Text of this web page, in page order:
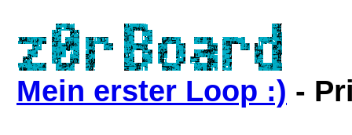
Mein erster Loop :) -